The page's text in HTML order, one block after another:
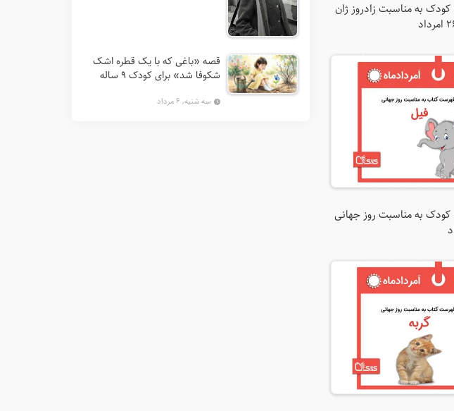
به مناسبت زادروز ژان
به مناسبت روز جهانی
قصه «باغی که با یک قطره اشک
شکوفا شد» برای کودک ۹ ساله
سه شنبه, ۶ مرداد